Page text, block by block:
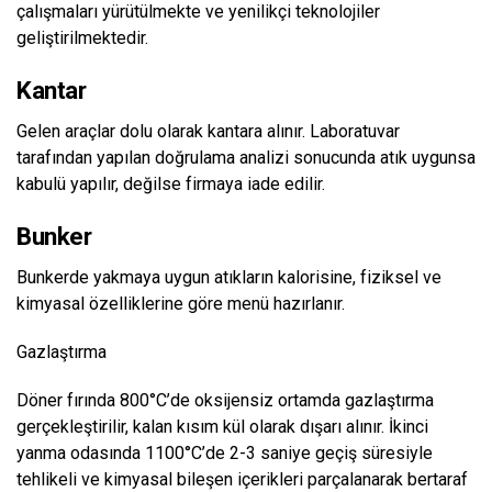
çalışmaları yürütülmekte ve yenilikçi teknolojiler
geliştirilmektedir.
Kantar
Gelen araçlar dolu olarak kantara alınır. Laboratuvar
tarafından yapılan doğrulama analizi sonucunda atık uygunsa
kabulü yapılır, değilse firmaya iade edilir.
Bunker
Bunkerde yakmaya uygun atıkların kalorisine, fiziksel ve
kimyasal özelliklerine göre menü hazırlanır.
Gazlaştırma
Döner fırında 800°C’de oksijensiz ortamda gazlaştırma
gerçekleştirilir, kalan kısım kül olarak dışarı alınır. İkinci
yanma odasında 1100°C’de 2-3 saniye geçiş süresiyle
tehlikeli ve kimyasal bileşen içerikleri parçalanarak bertaraf